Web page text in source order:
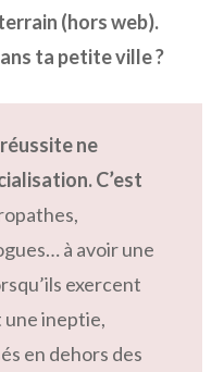
(hors web).
ta petite ville ?
ne
C’est
à avoir une
exercent
une ineptie,
en dehors des